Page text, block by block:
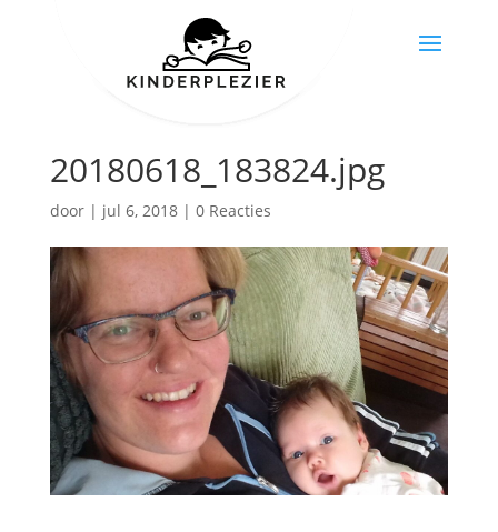
20180618_183824.jpg
door | jul 6, 2018| 0 Reacties